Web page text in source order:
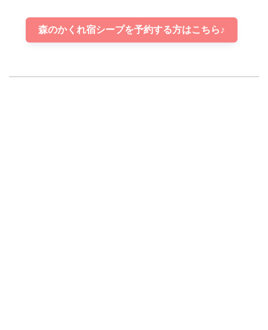
森のかくれ宿シープを予約する方はこちら♪